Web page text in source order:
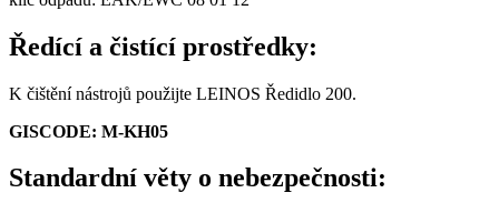
Ředící a čistící prostředky:
K čištění nástrojů použijte LEINOS Ředidlo 200.
GISCODE: M-KH05
Standardní věty o nebezpečnosti: